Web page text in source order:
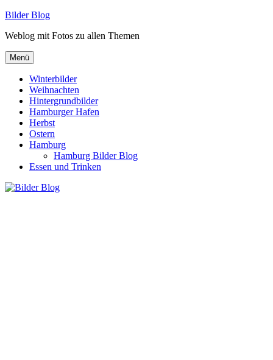
Zum
springen
Bilder Blog
Weblog mit Fotos zu allen Themen
Menü
Winterbilder
Weihnachten
Hintergrundbilder
Hamburger Hafen
Herbst
Ostern
Hamburg
Hamburg Bilder Blog
Essen und Trinken